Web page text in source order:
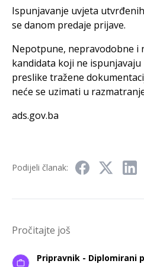
Ispunjavanje uvjeta
se danom predaje prijave.
Nepotpune, nepravodobne i
kandidata koji ne
preslike tražene
neće se uzimati u
ads.gov.ba
Podijeli članak:
Pročitajte još
Pripravnik - Diplomirani